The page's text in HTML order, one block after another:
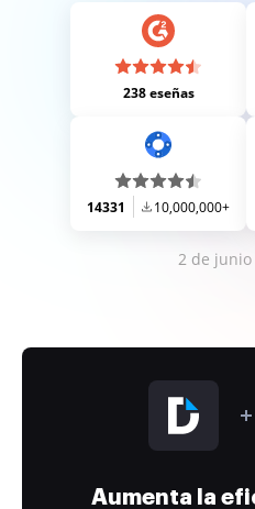
238 eseñas
14331 10,000,000+
2 de junio
Aumenta la